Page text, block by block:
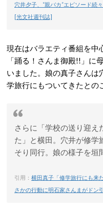
穴井夕子、“親バカ”エピソード続
[光文社週刊誌]
現在はバラエティ番組を
「踊る！さんま御殿!!」に
いました。娘の真子さんは
学旅行にもついてきたとの
さらに「学校の送り迎え
た」と横田。穴井が修学
そり同行。娘の様子を垣
引用： 横田真子「修学旅行にも来
さかの行動に明石家さんまがドン